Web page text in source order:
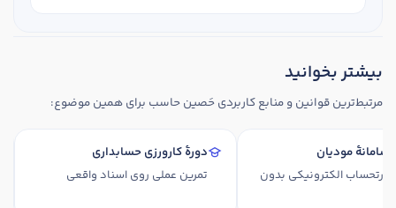
بیشتر بخوانید
مرتبط‌ترین قوانین و منابع کاربردی حَصین حاسب برای همین موضوع:
سامانهٔ مودیان
صورتحساب الکترونیکی بدون
دورهٔ کارورزی حسابداری
تمرین عملی روی اسناد واقعی